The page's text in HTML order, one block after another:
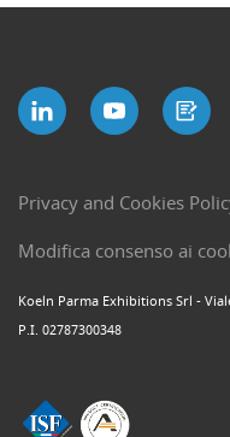
Privacy and Cookies
Modifica consenso ai
Koeln Parma Exhibitions Srl -
P.I. 02787300348